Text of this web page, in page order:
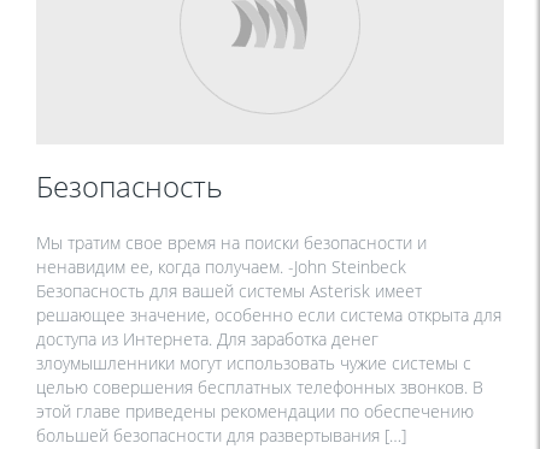
Безопасность
Мы тратим свое время на поиски безопасности и
ненавидим ее, когда получаем. -John Steinbeck
Безопасность для вашей системы Asterisk имеет
решающее значение, особенно если система открыта для
доступа из Интернета. Для заработка денег
злоумышленники могут использовать чужие системы с
целью совершения бесплатных телефонных звонков. В
этой главе приведены рекомендации по обеспечению
большей безопасности для развертывания […]